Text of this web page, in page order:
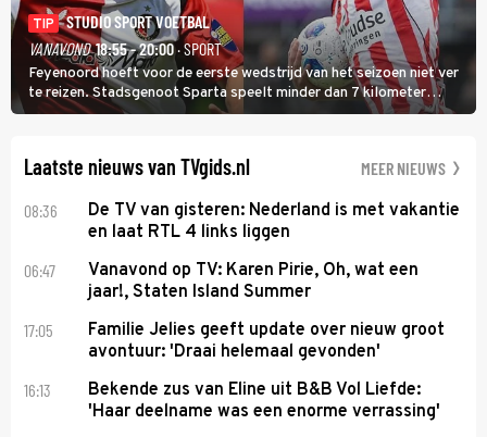
TIP
STUDIO SPORT VOETBAL
VANAVOND 18:55 - 20:00· SPORT
Feyenoord hoeft voor de eerste wedstrijd van het seizoen niet ver
te reizen. Stadsgenoot Sparta speelt minder dan 7 kilometer
verderop. Feyenoord trok de Spaanse spits Nacho Ferri aan van
Laatste nieuws van TVgids.nl MEER NIEUWS
08:36
De TV van gisteren: Nederland is met vakantie
en laat RTL 4 links liggen
06:47
Vanavond op TV: Karen Pirie, Oh, wat een
jaar!, Staten Island Summer
17:05
Familie Jelies geeft update over nieuw groot
avontuur: 'Draai helemaal gevonden'
16:13
Bekende zus van Eline uit B&B Vol Liefde:
'Haar deelname was een enorme verrassing'